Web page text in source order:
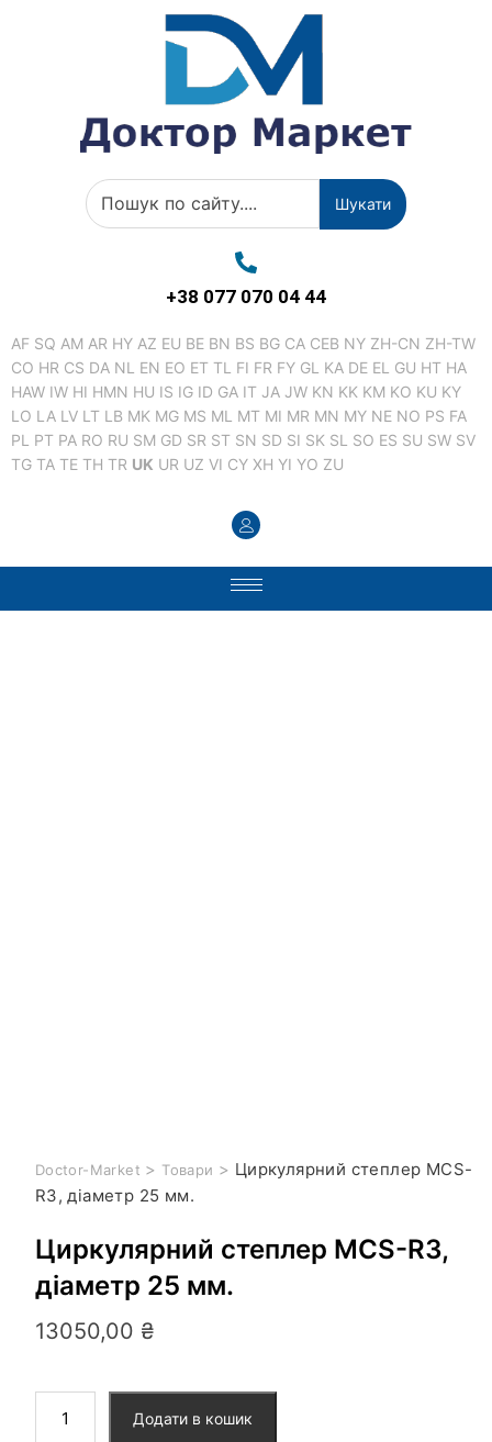
Шукати
+38 077 070 04 44
AF SQ AM AR HY AZ EU BE BN BS BG CA CEB NY ZH-CN ZH-TW
CO HR CS DA NL EN EO ET TL FI FR FY GL KA DE EL GU HT HA
HAW IW HI HMN HU IS IG ID GA IT JA JW KN KK KM KO KU KY
LO LA LV LT LB MK MG MS ML MT MI MR MN MY NE NO PS FA
PL PT PA RO RU SM GD SR ST SN SD SI SK SL SO ES SU SW SV
TG TA TE TH TR UK UR UZ VI CY XH YI YO ZU
Doctor-Market > Товари > Циркулярний степлер MCS-
R3, діаметр 25 мм.
Циркулярний степлер MCS-R3,
діаметр 25 мм.
13050,00 ₴
Додати в кошик